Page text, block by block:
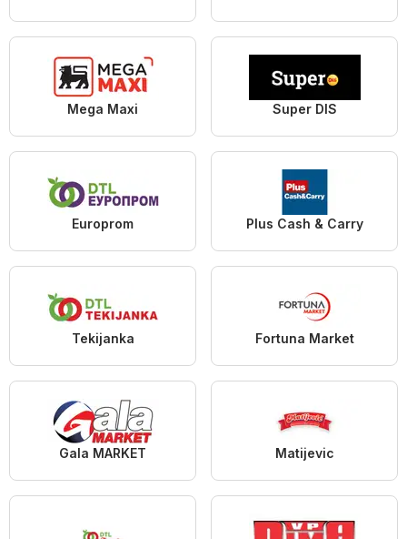
Mega Maxi Super DIS
Europrom Plus Cash & Carry
Tekijanka Fortuna Market
Gala MARKET Matijevic